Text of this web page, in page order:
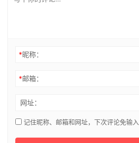
*昵称：
*邮箱：
网址：
记住昵称、邮箱和网址，下次评论免输入